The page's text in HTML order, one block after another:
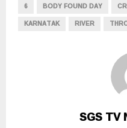
6 BODY FOUND DAY
KARNATAK
RIVER
SGS TV